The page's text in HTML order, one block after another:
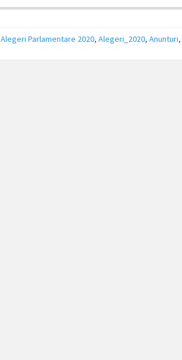
Alegeri Parlamentare 2020, Alegeri_2020, Anunturi,